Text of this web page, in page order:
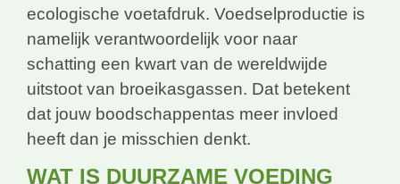
ecologische voetafdruk. Voedselproductie is
namelijk verantwoordelijk voor naar
schatting een kwart van de wereldwijde
uitstoot van broeikasgassen. Dat betekent
dat jouw boodschappentas meer invloed
heeft dan je misschien denkt.
WAT IS DUURZAME VOEDING